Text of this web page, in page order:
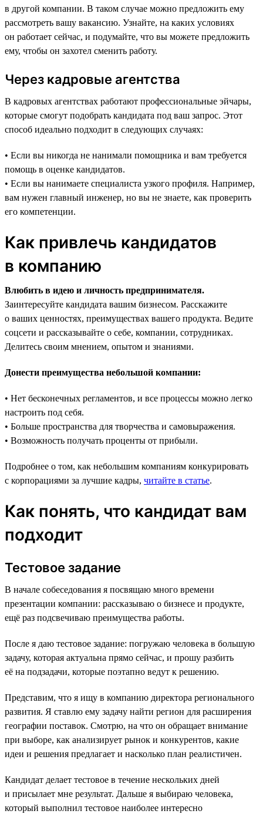
в другой компании. В таком случае можно предложить ему
рассмотреть вашу вакансию. Узнайте, на каких условиях
он работает сейчас, и подумайте, что вы можете предложить
ему, чтобы он захотел сменить работу.
Через кадровые агентства
В кадровых агентствах работают профессиональные эйчары,
которые смогут подобрать кандидата под ваш запрос. Этот
способ идеально подходит в следующих случаях:
• Если вы никогда не нанимали помощника и вам требуется
помощь в оценке кандидатов.
• Если вы нанимаете специалиста узкого профиля. Например,
вам нужен главный инженер, но вы не знаете, как проверить
его компетенции.
Как привлечь кандидатов
в компанию
Влюбить в идею и личность предпринимателя.
Заинтересуйте кандидата вашим бизнесом. Расскажите
о ваших ценностях, преимуществах вашего продукта. Ведите
соцсети и рассказывайте о себе, компании, сотрудниках.
Делитесь своим мнением, опытом и знаниями.
Донести преимущества небольшой компании:
• Нет бесконечных регламентов, и все процессы можно легко
настроить под себя.
• Больше пространства для творчества и самовыражения.
• Возможность получать проценты от прибыли.
Подробнее о том, как небольшим компаниям конкурировать
с корпорациями за лучшие кадры, читайте в статье.
Как понять, что кандидат вам
подходит
Тестовое задание
В начале собеседования я посвящаю много времени
презентации компании: рассказываю о бизнесе и продукте,
ещё раз подсвечиваю преимущества работы.
После я даю тестовое задание: погружаю человека в большую
задачу, которая актуальна прямо сейчас, и прошу разбить
её на подзадачи, которые поэтапно ведут к решению.
Представим, что я ищу в компанию директора регионального
развития. Я ставлю ему задачу найти регион для расширения
географии поставок. Смотрю, на что он обращает внимание
при выборе, как анализирует рынок и конкурентов, какие
идеи и решения предлагает и насколько план реалистичен.
Кандидат делает тестовое в течение нескольких дней
и присылает мне результат. Дальше я выбираю человека,
который выполнил тестовое наиболее интересно